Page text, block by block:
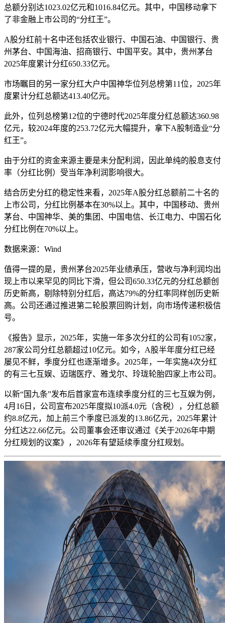
总额分别达1023.02亿元和1016.84亿元。其中，中国移动拿下
了非金融上市公司的“分红王”。
A股分红前十名中还包括农业银行、中国石油、中国银行、贵
州茅台、中国海油、招商银行、中国平安。其中，贵州茅台
2025年度累计分红650.33亿元。
市场瞩目的另一家分红大户中国神华位列总榜第11位，2025年
度累计分红总额达413.40亿元。
此外，位列总榜第12位的宁德时代2025年度分红总额达360.98
亿元，较2024年度的253.72亿元大幅提升，拿下A股制造业“分
红王”。
由于分红的资金来源主要是未分配利润，因此单纯的股息支付
率（分红比例）受当年净利润影响很大。
结合历史分红的稳定性来看，2025年A股分红总额前二十名的
上市公司，分红比例基本在30%以上。其中，中国移动、贵州
茅台、中国神华、美的集团、中国电信、长江电力、中国石化
分红比例在70%以上。
数据来源：Wind
值得一提的是，贵州茅台2025年业绩承压，营收与净利润均出
现上市以来罕见的同比下滑，但公司650.33亿元的分红总额创
历史新高，剔除特别分红后，高达79%的分红率同样创历史新
高。公司还通过推进第二轮股票回购计划，向市场传递积极信
号。
《报告》显示，2025年，实施一年多次分红的公司有1052家，
287家公司分红总额超过10亿元。如今，A股半年度分红已经
屡见不鲜，季度分红也逐渐增多。2025年，一年实施4次分红
的有三七互娱、迈瑞医疗、雅戈尔、玲珑轮胎四家上市公司。
以新“国九条”发布后首家宣布连续季度分红的三七互娱为例，
4月16日，公司宣布2025年度拟10派4.0元（含税），分红总额
约8.8亿元，加上前三个季度已派发的13.86亿元，2025年累计
分红达22.66亿元。公司董事会还审议通过《关于2026年中期
分红规划的议案》，2026年有望延续季度分红规划。